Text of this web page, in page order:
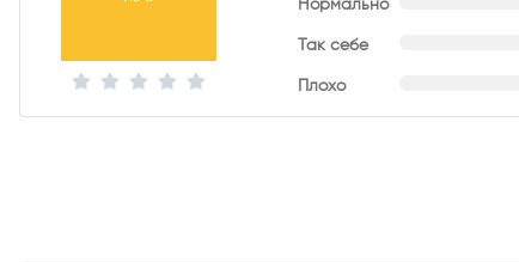
Нормально
Так себе
Плохо